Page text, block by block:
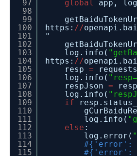
97
98
99
100
101
102
103
104
105
106
107
108
109
110
111
112
113
114
115
global
app,
https: //
"
log.info(
https: //
resp =
log.info(
respJson =
log.info(
if
log.info(
else :
log.error(
#{'error':
#{'error':